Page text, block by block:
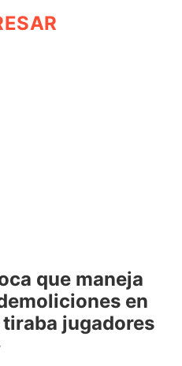
que maneja
en
jugadores